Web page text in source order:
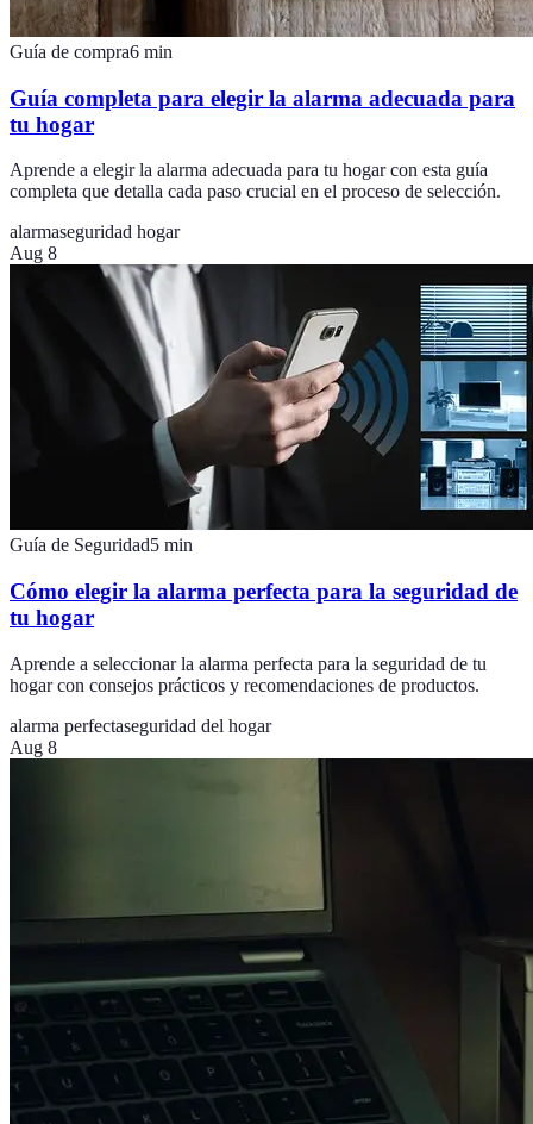
Guía de compra6 min
Guía completa para elegir la alarma adecuada para
tu hogar
Aprende a elegir la alarma adecuada para tu hogar con esta guía
completa que detalla cada paso crucial en el proceso de selección.
alarmaseguridad hogar
Aug 8
Guía de Seguridad5 min
Cómo elegir la alarma perfecta para la seguridad de
tu hogar
Aprende a seleccionar la alarma perfecta para la seguridad de tu
hogar con consejos prácticos y recomendaciones de productos.
alarma perfectaseguridad del hogar
Aug 8